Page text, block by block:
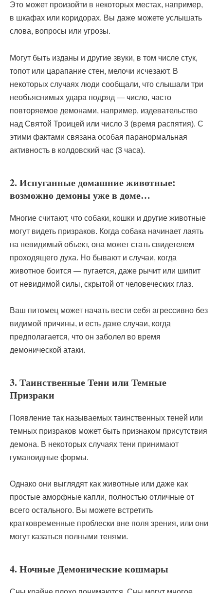
Это может произойти в некоторых местах, например,
в шкафах или коридорах. Вы даже можете услышать
слова, вопросы или угрозы.
Могут быть изданы и другие звуки, в том числе стук,
топот или царапание стен, мелочи исчезают. В
некоторых случаях люди сообщали, что слышали три
необъяснимых удара подряд — число, часто
повторяемое демонами, например, издевательство
над Святой Троицей или число 3 (время распятия). С
этими фактами связана особая паранормальная
активность в колдовский час (3 часа).
2. Испуганные домашние животные:
возможно демоны уже в доме…
Многие считают, что собаки, кошки и другие животные
могут видеть призраков. Когда собака начинает лаять
на невидимый объект, она может стать свидетелем
проходящего духа. Но бывают и случаи, когда
животное боится — пугается, даже рычит или шипит
от невидимой силы, скрытой от человеческих глаз.
Ваш питомец может начать вести себя агрессивно без
видимой причины, и есть даже случаи, когда
предполагается, что он заболел во время
демонической атаки.
3. Таинственные Тени или Темные
Призраки
Появление так называемых таинственных теней или
темных призраков может быть признаком присутствия
демона. В некоторых случаях тени принимают
гуманоидные формы.
Однако они выглядят как животные или даже как
простые аморфные капли, полностью отличные от
всего остального. Вы можете встретить
кратковременные проблески вне поля зрения, или они
могут казаться полными тенями.
4. Ночные Демонические кошмары